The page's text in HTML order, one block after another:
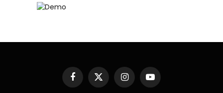
Facebook
X
(Twitter)
InstagramYouTube